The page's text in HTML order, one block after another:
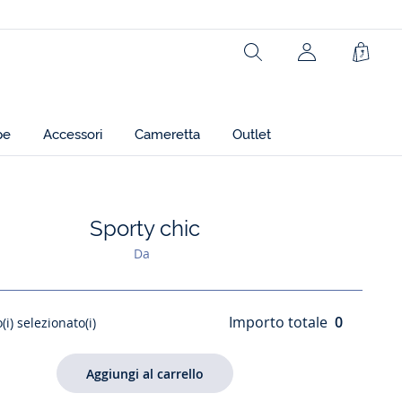
Rechercher
Accessori Cameretta Outlet
Sporty chic
Da
selezionato(i) Importo totale 0